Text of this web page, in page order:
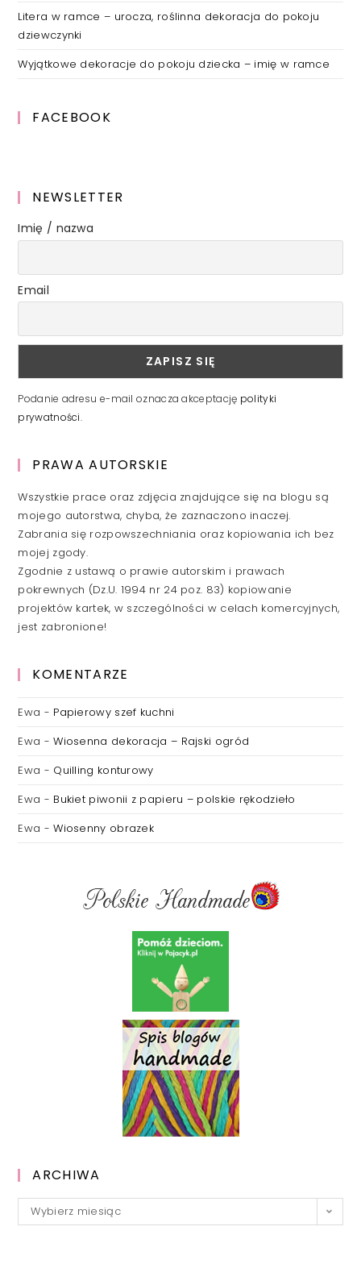
Litera w ramce – urocza, roślinna dekoracja do pokoju
dziewczynki
Wyjątkowe dekoracje do pokoju dziecka – imię w ramce
FACEBOOK
NEWSLETTER
Imię / nazwa
Email
Podanie adresu e-mail oznacza akceptację polityki
prywatności.
PRAWA AUTORSKIE
Wszystkie prace oraz zdjęcia znajdujące się na blogu są
mojego autorstwa, chyba, że zaznaczono inaczej.
Zabrania się rozpowszechniania oraz kopiowania ich bez
mojej zgody.
Zgodnie z ustawą o prawie autorskim i prawach
pokrewnych (Dz.U. 1994 nr 24 poz. 83) kopiowanie
projektów kartek, w szczególności w celach komercyjnych,
jest zabronione!
KOMENTARZE
Ewa - Papierowy szef kuchni
Ewa -Wiosenna dekoracja – Rajski ogród
Ewa - Quilling konturowy
Ewa - Bukiet piwonii z papieru – polskie rękodzieło
Ewa -Wiosenny obrazek
ARCHIWA
Archiwa
Wybierz miesiąc